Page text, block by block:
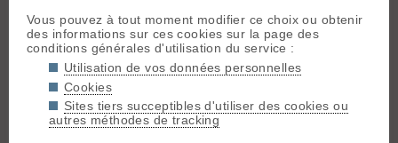
Connectez-vous pour poster
Vous pouvez à tout moment modifier ce choix ou obtenir
des informations sur ces cookies sur la page des
conditions générales d'utilisation du service :
Utilisation de vos données personnelles
Cookies
Sites tiers succeptibles d'utiliser des cookies ou
autres méthodes de tracking